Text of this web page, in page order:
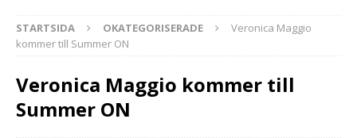
STARTSIDA OKATEGORISERADE
Veronica Maggio
kommer till Summer ON
Veronica Maggio kommer till
Summer ON